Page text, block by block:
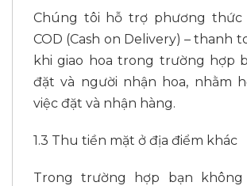
Chúng tôi hỗ trợ phương thức
COD (Cash on Delivery) – thanh
khi giao hoa trong trường hợp
đặt và người nhận hoa, nhằm
việc đặt và nhận hàng.
1.3 Thu tiền mặt ở địa điểm khác
Trong trường hợp bạn không